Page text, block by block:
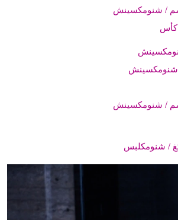
/ شنومكسينش
/ شنومكسينش
/ شنومكلبس